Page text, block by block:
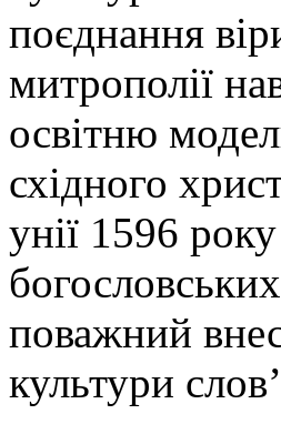
поєднання
митрополії
освітню
східного
унії 1596
поважний
культури